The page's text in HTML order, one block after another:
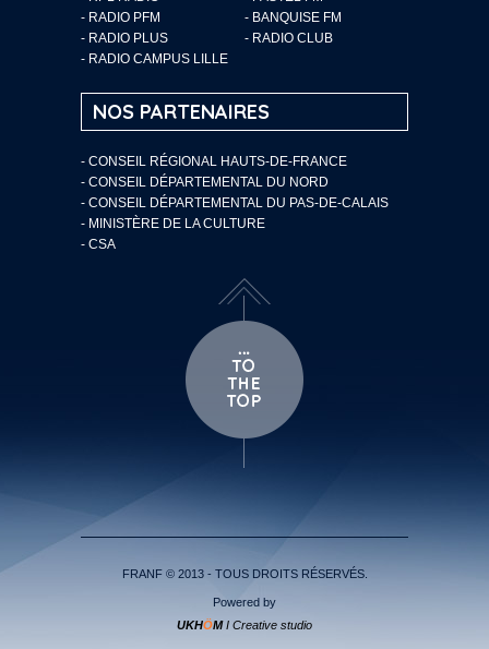
- RADIO PFM
- BANQUISE FM
- RADIO PLUS
- RADIO CLUB
- RADIO CAMPUS LILLE
NOS PARTENAIRES
- CONSEIL RÉGIONAL HAUTS-DE-FRANCE
- CONSEIL DÉPARTEMENTAL DU NORD
- CONSEIL DÉPARTEMENTAL DU PAS-DE-CALAIS
- MINISTÈRE DE LA CULTURE
- CSA
FRANF © 2013 - TOUS DROITS RÉSERVÉS.
Powered by
UKHÖMI Creative studio